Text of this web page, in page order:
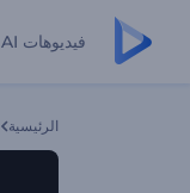
فيديوهات AI
الرئيسية